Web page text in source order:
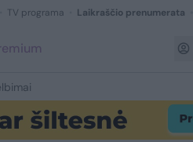
TV programa Laikraščio prenumerata